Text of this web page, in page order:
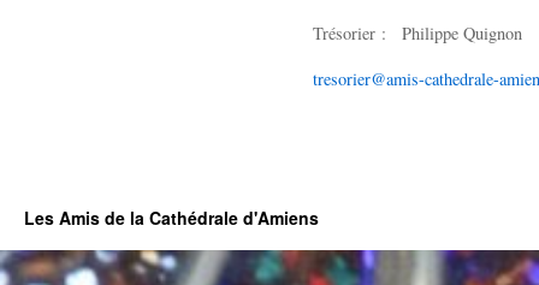
Trésorier : Philippe Quignon
tresorier@amis-cathedrale-
Les Amis de la Cathédrale d'Amiens